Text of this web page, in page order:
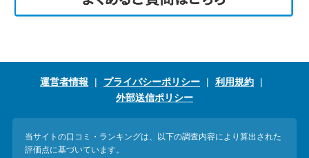
運営者情報 プライバシーポリシー
利用規約
外部送信ポリシー
当サイトの口コミ・ランキングは、以下の調査内容により算出された
評価点に基づいています。